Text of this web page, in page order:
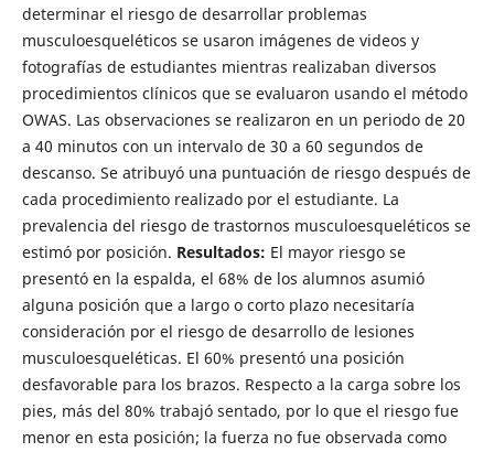
determinar el riesgo de desarrollar problemas
musculoesqueléticos se usaron imágenes de videos y
fotografías de estudiantes mientras realizaban diversos
procedimientos clínicos que se evaluaron usando el método
OWAS. Las observaciones se realizaron en un periodo de 20
a 40 minutos con un intervalo de 30 a 60 segundos de
descanso. Se atribuyó una puntuación de riesgo después de
cada procedimiento realizado por el estudiante. La
prevalencia del riesgo de trastornos musculoesqueléticos se
estimó por posición. Resultados: El mayor riesgo se
presentó en la espalda, el 68% de los alumnos asumió
alguna posición que a largo o corto plazo necesitaría
consideración por el riesgo de desarrollo de lesiones
musculoesqueléticas. El 60% presentó una posición
desfavorable para los brazos. Respecto a la carga sobre los
pies, más del 80% trabajó sentado, por lo que el riesgo fue
menor en esta posición; la fuerza no fue observada como